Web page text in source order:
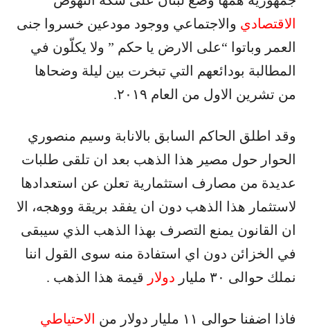
الاقتصادي والاجتماعي ووجود مودعين خسروا جنى
العمر وباتوا “على الارض يا حكم ” ولا يكلّون في
المطالبة بودائعهم التي تبخرت بين ليلة وضحاها
من تشرين الاول من العام ٢٠١٩.
وقد اطلق الحاكم السابق بالانابة وسيم منصوري
الحوار حول مصير هذا الذهب بعد ان تلقى طلبات
عديدة من مصارف استثمارية تعلن عن استعدادها
لاستثمار هذا الذهب دون ان يفقد بريقة ووهجه، الا
ان القانون يمنع التصرف بهذا الذهب الذي سيبقى
في الخزائن دون اي استفادة منه سوى القول اننا
نملك حوالى ٣٠ مليار
دولار قيمة هذا الذهب .
فاذا اضفنا حوالى ١١ مليار دولار من
الاحتياطي